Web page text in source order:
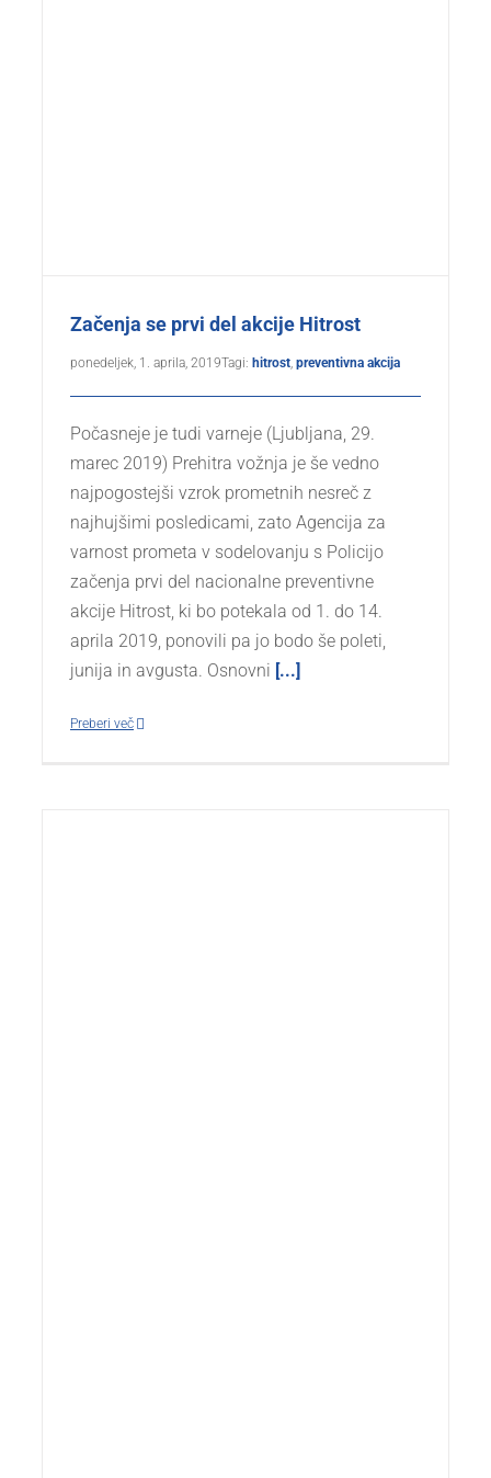
Začenja se prvi del akcije Hitrost
ponedeljek, 1. aprila, 2019Tagi: hitrost, preventivna akcija
Počasneje je tudi varneje (Ljubljana, 29.
marec 2019) Prehitra vožnja je še vedno
najpogostejši vzrok prometnih nesreč z
najhujšimi posledicami, zato Agencija za
varnost prometa v sodelovanju s Policijo
začenja prvi del nacionalne preventivne
akcije Hitrost, ki bo potekala od 1. do 14.
aprila 2019, ponovili pa jo bodo še poleti,
junija in avgusta. Osnovni [...]
Preberi več